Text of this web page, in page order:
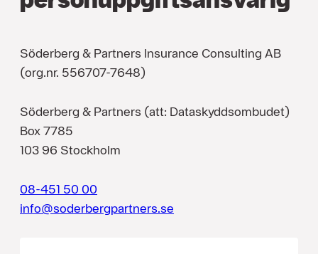
Söderberg & Partners Insurance Consulting AB
(org.nr. 556707-7648)
Söderberg & Partners (att: Dataskyddsombudet)
Box 7785
103 96 Stockholm
08-451 50 00
info@soderbergpartners.se